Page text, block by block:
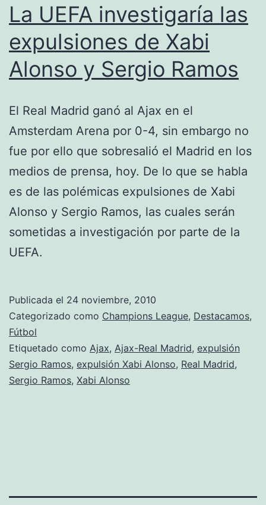
La UEFA investigaría las
expulsiones de Xabi
Alonso y Sergio Ramos
El Real Madrid ganó al Ajax en el
Amsterdam Arena por 0-4, sin embargo no
fue por ello que sobresalió el Madrid en los
medios de prensa, hoy. De lo que se habla
es de las polémicas expulsiones de Xabi
Alonso y Sergio Ramos, las cuales serán
sometidas a investigación por parte de la
UEFA.
Publicada el 24 noviembre, 2010
Categorizado como Champions League, Destacamos,
Fútbol
Etiquetado como Ajax, Ajax-Real Madrid, expulsión
Sergio Ramos, expulsión Xabi Alonso, Real Madrid,
Sergio Ramos, Xabi Alonso